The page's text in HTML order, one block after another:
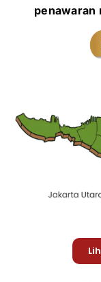
penawaran